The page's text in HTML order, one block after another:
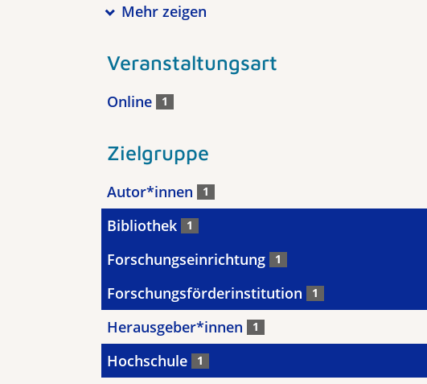
Mehr zeigen
Veranstaltungsart
Online 1
Zielgruppe
Autor*innen 1
Bibliothek 1
Forschungseinrichtung 1
Forschungsförderinstitution 1
Herausgeber*innen 1
Hochschule 1